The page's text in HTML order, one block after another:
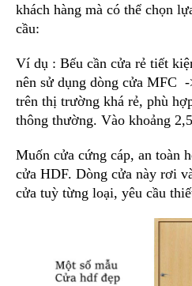
khách hàng mà có thể chọn
cầu:
Ví dụ : Bếu cần cửa rẻ tiết
nên sử dụng dòng cửa MFC
trên thị trường khá rẻ, phù
thông thường. Vào khoảng
Muốn cửa cứng cáp, an toàn
cửa HDF. Dòng cửa này rơi
cửa tuỳ từng loại, yêu cầu